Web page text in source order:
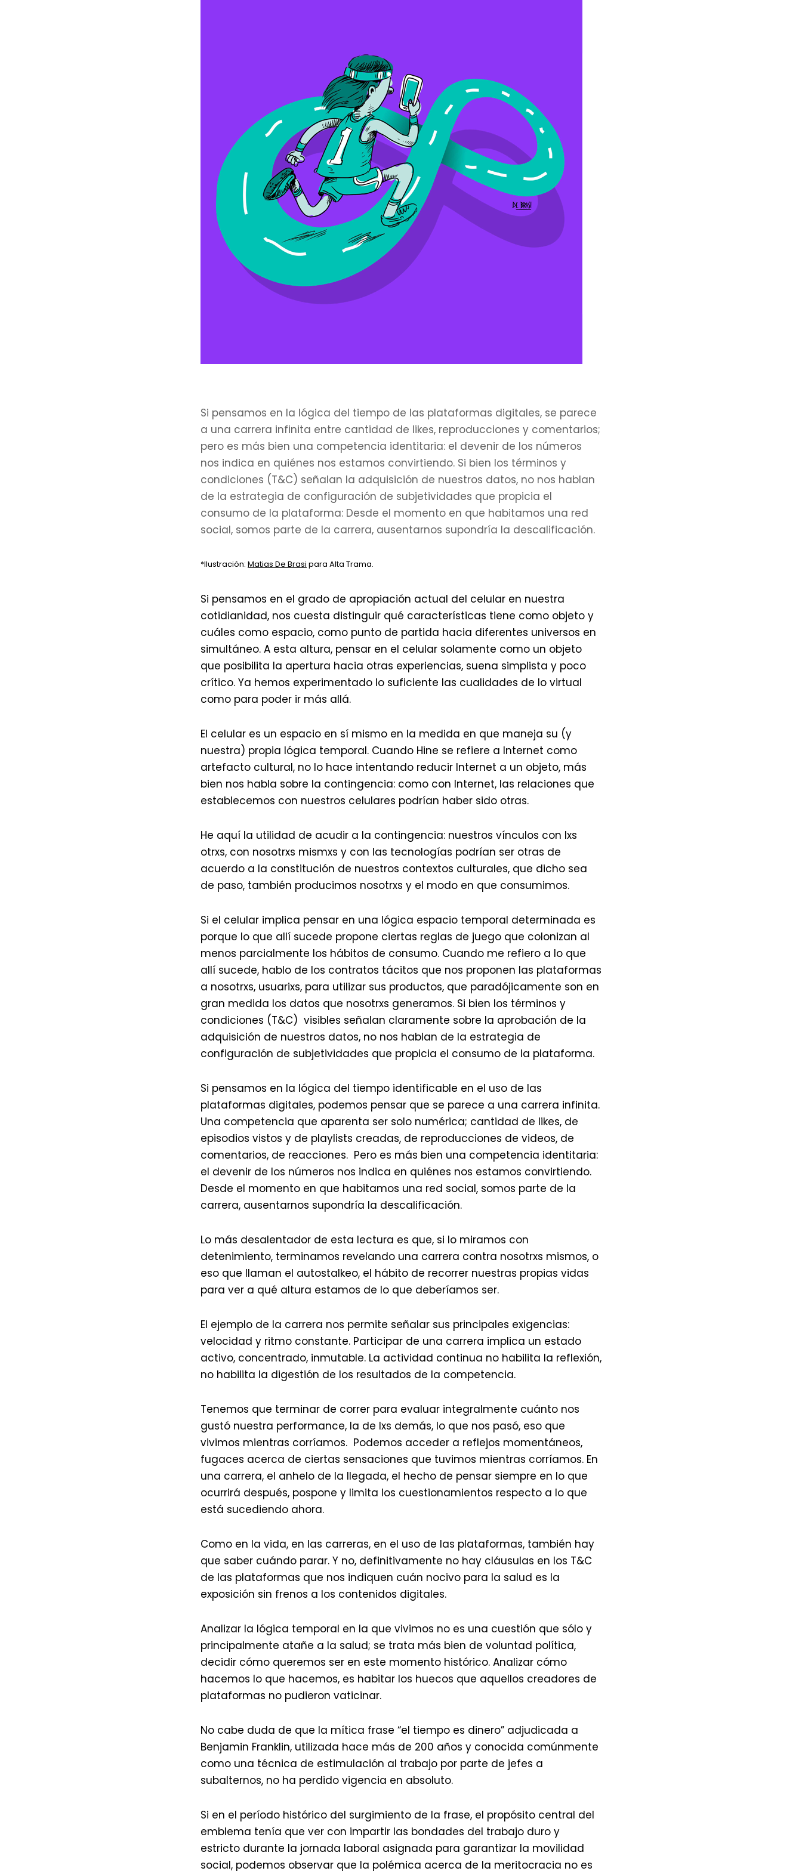
Si pensamos en la lógica del tiempo de las plataformas digitales, se parece
a una carrera infinita entre cantidad de likes, reproducciones y comentarios;
pero es más bien una competencia identitaria: el devenir de los números
nos indica en quiénes nos estamos convirtiendo. Si bien los términos y
condiciones (T&C) señalan la adquisición de nuestros datos, no nos hablan
de la estrategia de configuración de subjetividades que propicia el
consumo de la plataforma: Desde el momento en que habitamos una red
social, somos parte de la carrera, ausentarnos supondría la descalificación.
*Ilustración: Matias De Brasi para Alta Trama.
Si pensamos en el grado de apropiación actual del celular en nuestra
cotidianidad, nos cuesta distinguir qué características tiene como objeto y
cuáles como espacio, como punto de partida hacia diferentes universos en
simultáneo. A esta altura, pensar en el celular solamente como un objeto
que posibilita la apertura hacia otras experiencias, suena simplista y poco
crítico. Ya hemos experimentado lo suficiente las cualidades de lo virtual
como para poder ir más allá.
El celular es un espacio en sí mismo en la medida en que maneja su (y
nuestra) propia lógica temporal. Cuando Hine se refiere a Internet como
artefacto cultural, no lo hace intentando reducir Internet a un objeto, más
bien nos habla sobre la contingencia: como con Internet, las relaciones que
establecemos con nuestros celulares podrían haber sido otras.
He aquí la utilidad de acudir a la contingencia: nuestros vínculos con lxs
otrxs, con nosotrxs mismxs y con las tecnologías podrían ser otras de
acuerdo a la constitución de nuestros contextos culturales, que dicho sea
de paso, también producimos nosotrxs y el modo en que consumimos.
Si el celular implica pensar en una lógica espacio temporal determinada es
porque lo que allí sucede propone ciertas reglas de juego que colonizan al
menos parcialmente los hábitos de consumo. Cuando me refiero a lo que
allí sucede, hablo de los contratos tácitos que nos proponen las plataformas
a nosotrxs, usuarixs, para utilizar sus productos, que paradójicamente son en
gran medida los datos que nosotrxs generamos. Si bien los términos y
condiciones (T&C) visibles señalan claramente sobre la aprobación de la
adquisición de nuestros datos, no nos hablan de la estrategia de
configuración de subjetividades que propicia el consumo de la plataforma.
Si pensamos en la lógica del tiempo identificable en el uso de las
plataformas digitales, podemos pensar que se parece a una carrera infinita.
Una competencia que aparenta ser solo numérica; cantidad de likes, de
episodios vistos y de playlists creadas, de reproducciones de videos, de
comentarios, de reacciones. Pero es más bien una competencia identitaria:
el devenir de los números nos indica en quiénes nos estamos convirtiendo.
Desde el momento en que habitamos una red social, somos parte de la
carrera, ausentarnos supondría la descalificación.
Lo más desalentador de esta lectura es que, si lo miramos con
detenimiento, terminamos revelando una carrera contra nosotrxs mismos, o
eso que llaman el autostalkeo, el hábito de recorrer nuestras propias vidas
para ver a qué altura estamos de lo que deberíamos ser.
El ejemplo de la carrera nos permite señalar sus principales exigencias:
velocidad y ritmo constante. Participar de una carrera implica un estado
activo, concentrado, inmutable. La actividad continua no habilita la reflexión,
no habilita la digestión de los resultados de la competencia.
Tenemos que terminar de correr para evaluar integralmente cuánto nos
gustó nuestra performance, la de lxs demás, lo que nos pasó, eso que
vivimos mientras corríamos. Podemos acceder a reflejos momentáneos,
fugaces acerca de ciertas sensaciones que tuvimos mientras corríamos. En
una carrera, el anhelo de la llegada, el hecho de pensar siempre en lo que
ocurrirá después, pospone y limita los cuestionamientos respecto a lo que
está sucediendo ahora.
Como en la vida, en las carreras, en el uso de las plataformas, también hay
que saber cuándo parar. Y no, definitivamente no hay cláusulas en los T&C
de las plataformas que nos indiquen cuán nocivo para la salud es la
exposición sin frenos a los contenidos digitales.
Analizar la lógica temporal en la que vivimos no es una cuestión que sólo y
principalmente atañe a la salud; se trata más bien de voluntad política,
decidir cómo queremos ser en este momento histórico. Analizar cómo
hacemos lo que hacemos, es habitar los huecos que aquellos creadores de
plataformas no pudieron vaticinar.
No cabe duda de que la mítica frase “el tiempo es dinero” adjudicada a
Benjamin Franklin, utilizada hace más de 200 años y conocida comúnmente
como una técnica de estimulación al trabajo por parte de jefes a
subalternos, no ha perdido vigencia en absoluto.
Si en el período histórico del surgimiento de la frase, el propósito central del
emblema tenía que ver con impartir las bondades del trabajo duro y
estricto durante la jornada laboral asignada para garantizar la movilidad
social, podemos observar que la polémica acerca de la meritocracia no es